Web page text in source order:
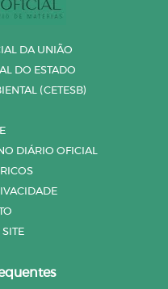
DA UNIÃO
DO ESTADO
(CETESB)
DIÁRIO OFICIAL